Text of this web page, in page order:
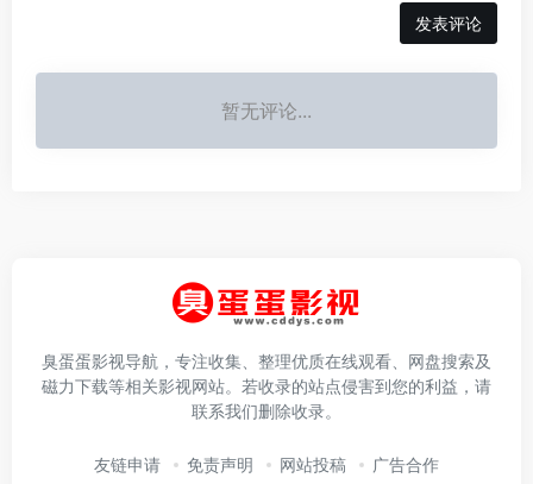
发表评论
暂无评论...
臭蛋蛋影视导航，专注收集、整理优质在线观看、网盘搜索及
磁力下载等相关影视网站。若收录的站点侵害到您的利益，请
联系我们删除收录。
友链申请 免责声明 网站投稿 广告合作